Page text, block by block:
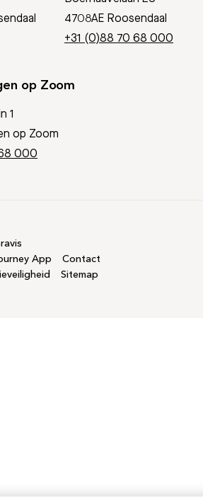
4708AE Roosendaal
+31 (0)88 70 68 000
op Zoom
1
op Zoom
000
App
Contact
Sitemap